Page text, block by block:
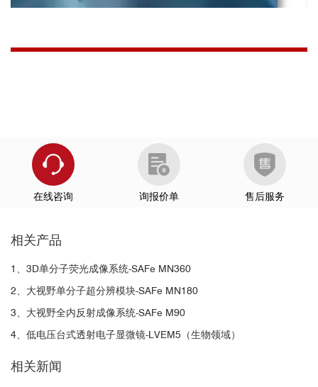
外泌体形态分析
[9] Wessel, Aimee K., et al. "Escherichia coli SPFH membrane
effects of tau phosphorylated at threonine 217." Alzheimer's &
Dementia (2023).
[12] Pagliuca, M., et al. "38P Single molecule localization
microscopy for extracellular vesicles detection in cancer." Annals
epigenetic target in p53 wild-type tumors treated with
cisplatin." Annals of Oncology 33 (2022): S1395.
Variants Cause Charcot–Marie–Tooth Disease." Annals of
Neurology (2022).
[15] Gazzola, Morgan, et al. "Microtubules self-repair in living
[16] Liu, Wei, et al. "Mitofusin‐2 regulates leukocyte adhesion and
在线咨询 询报价单 售后服务
相关产品
1、3D单分子荧光成像系统-SAFe MN360
2、大视野单分子超分辨模块-SAFe MN180
3、大视野全内反射成像系统-SAFe M90
4、低电压台式透射电子显微镜-LVEM5（生物领域）
相关新闻